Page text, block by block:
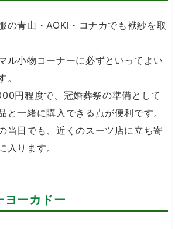
の青山・AOKI・コナカでも袱紗を取
ル小物コーナーに必ずといってよい
。
円程度で、冠婚葬祭の準備として
と一緒に購入できる点が便利です。
当日でも、近くのスーツ店に立ち寄
入ります。
ヨーカドー